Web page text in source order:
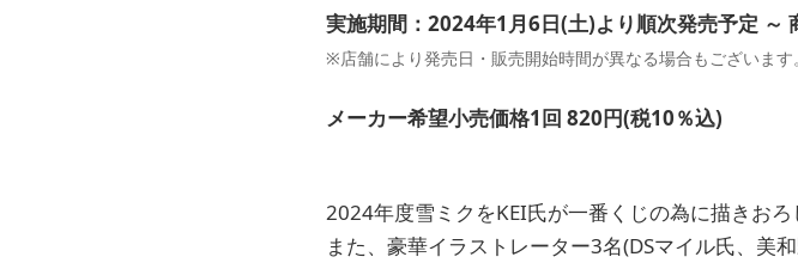
実施期間：2024年1月6日(土)より順次発売予定 ～
※店舗により発売日・販売開始時間が異なる場合もございます
メーカー希望小売価格1回 820円(税10％込)
2024年度雪ミクをKEI氏が一番くじの為に描きお
また、豪華イラストレーター3名(DSマイル氏、美